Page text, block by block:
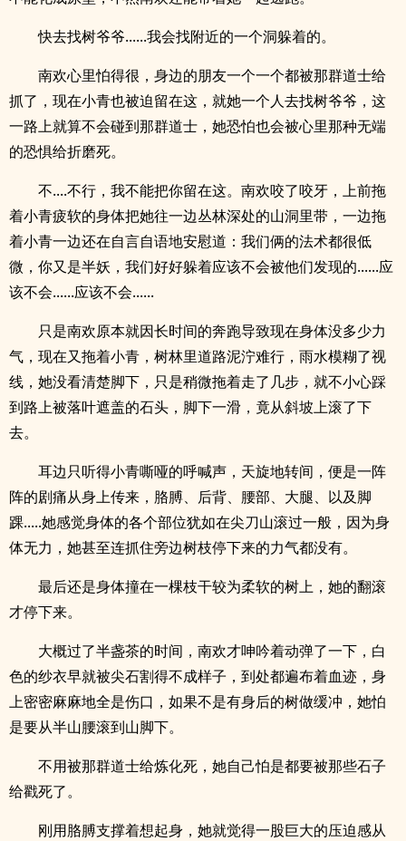
快去找树爷爷......我会找附近的一个洞躲着的。
南欢心里怕得很，身边的朋友一个一个都被那群道士给
抓了，现在小青也被迫留在这，就她一个人去找树爷爷，这
一路上就算不会碰到那群道士，她恐怕也会被心里那种无端
的恐惧给折磨死。
不....不行，我不能把你留在这。南欢咬了咬牙，上前拖
着小青疲软的身体把她往一边丛林深处的山洞里带，一边拖
着小青一边还在自言自语地安慰道：我们俩的法术都很低
微，你又是半妖，我们好好躲着应该不会被他们发现的......应
该不会......应该不会......
只是南欢原本就因长时间的奔跑导致现在身体没多少力
气，现在又拖着小青，树林里道路泥泞难行，雨水模糊了视
线，她没看清楚脚下，只是稍微拖着走了几步，就不小心踩
到路上被落叶遮盖的石头，脚下一滑，竟从斜坡上滚了下
去。
耳边只听得小青嘶哑的呼喊声，天旋地转间，便是一阵
阵的剧痛从身上传来，胳膊、后背、腰部、大腿、以及脚
踝.....她感觉身体的各个部位犹如在尖刀山滚过一般，因为身
体无力，她甚至连抓住旁边树枝停下来的力气都没有。
最后还是身体撞在一棵枝干较为柔软的树上，她的翻滚
才停下来。
大概过了半盏茶的时间，南欢才呻吟着动弹了一下，白
色的纱衣早就被尖石割得不成样子，到处都遍布着血迹，身
上密密麻麻地全是伤口，如果不是有身后的树做缓冲，她怕
是要从半山腰滚到山脚下。
不用被那群道士给炼化死，她自己怕是都要被那些石子
给戳死了。
刚用胳膊支撑着想起身，她就觉得一股巨大的压迫感从